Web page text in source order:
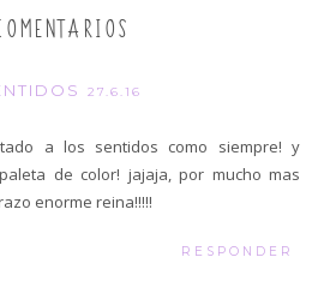
27.6.16
a los sentidos como siempre! y
de color! jajaja, por mucho mas
enorme reina!!!!!
RESPONDER